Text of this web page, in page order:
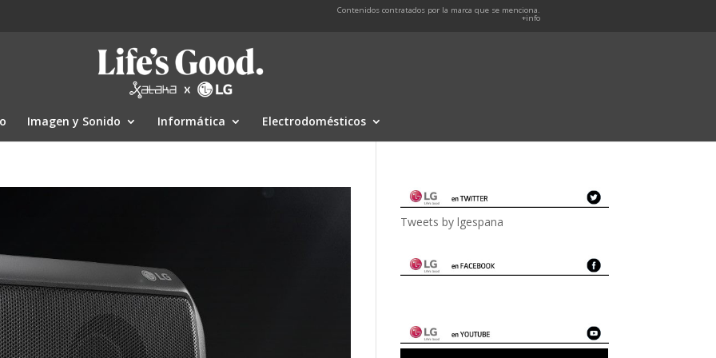
Contenidos contratados por la marca que se menciona.
+info
Imagen y Sonido Informática Electrodomésticos
Tweets by lgespana